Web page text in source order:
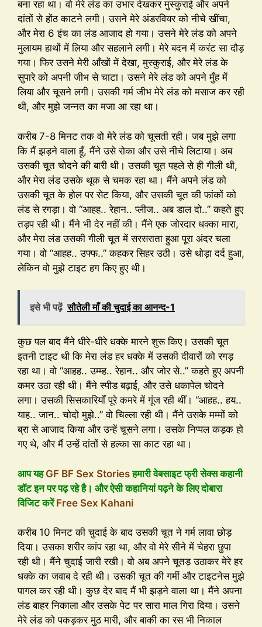
बना रहा था। वो मेरे लंड का उभार देखकर मुस्कुराई और अपने
दांतों से होंठ काटने लगी। उसने मेरे अंडरवियर को नीचे खींचा,
और मेरा 6 इंच का लंड आजाद हो गया। उसने मेरे लंड को अपने
मुलायम हाथों में लिया और सहलाने लगी। मेरे बदन में करंट सा दौड़
गया। फिर उसने मेरी आँखों में देखा, मुस्कुराई, और मेरे लंड के
सुपारे को अपनी जीभ से चाटा। उसने मेरे लंड को अपने मुँह में
लिया और चूसने लगी। उसकी गर्म जीभ मेरे लंड को मसाज कर रही
थी, और मुझे जन्नत का मजा आ रहा था।
करीब 7-8 मिनट तक वो मेरे लंड को चूसती रही। जब मुझे लगा
कि मैं झड़ने वाला हूँ, मैंने उसे रोका और उसे नीचे लिटाया। अब
उसकी चूत चोदने की बारी थी। उसकी चूत पहले से ही गीली थी,
और मेरा लंड उसके थूक से चमक रहा था। मैंने अपने लंड को
उसकी चूत के होल पर सेट किया, और उसकी चूत की फांकों को
लंड से रगड़ा। वो “आहह.. रेहान.. प्लीज.. अब डाल दो..” कहते हुए
तड़प रही थी। मैंने भी देर नहीं की। मैंने एक जोरदार धक्का मारा,
और मेरा लंड उसकी गीली चूत में सरसराता हुआ पूरा अंदर चला
गया। वो “आहह.. उफ्फ..” कहकर सिहर उठी। उसे थोड़ा दर्द हुआ,
लेकिन वो मुझे टाइट हग किए हुए थी।
इसे भी पढ़ें सौतेली माँ की चुदाई का आनन्द-1
कुछ पल बाद मैंने धीरे-धीरे धक्के मारने शुरू किए। उसकी चूत
इतनी टाइट थी कि मेरा लंड हर धक्के में उसकी दीवारों को रगड़
रहा था। वो “आहह.. उम्म्ह.. रेहान.. और जोर से..” कहते हुए अपनी
कमर उठा रही थी। मैंने स्पीड बढ़ाई, और उसे धकापेल चोदने
लगा। उसकी सिसकारियाँ पूरे कमरे में गूंज रही थीं। “आहह.. हय..
याह.. जान.. चोदो मुझे..” वो चिल्ला रही थी। मैंने उसके मम्मों को
ब्रा से आजाद किया और उन्हें चूसने लगा। उसके निप्पल कड़क हो
गए थे, और मैं उन्हें दांतों से हल्का सा काट रहा था।
आप यहGF BF Sex Storiesहमारी वेबसाइट फ्री सेक्स कहानी
डॉट इन पर पढ़ रहे है। और ऐसी कहानियां पढ़ने के लिए दोबारा
विजिट करेंFree Sex Kahani
करीब 10 मिनट की चुदाई के बाद उसकी चूत ने गर्म लावा छोड़
दिया। उसका शरीर कांप रहा था, और वो मेरे सीने में चेहरा छुपा
रही थी। मैंने चुदाई जारी रखी। वो अब अपने चूतड़ उठाकर मेरे हर
धक्के का जवाब दे रही थी। उसकी चूत की गर्मी और टाइटनेस मुझे
पागल कर रही थी। कुछ देर बाद मैं भी झड़ने वाला था। मैंने अपना
लंड बाहर निकाला और उसके पेट पर सारा माल गिरा दिया। उसने
मेरे लंड को पकड़कर मुठ मारी, और बाकी का रस भी निकाल